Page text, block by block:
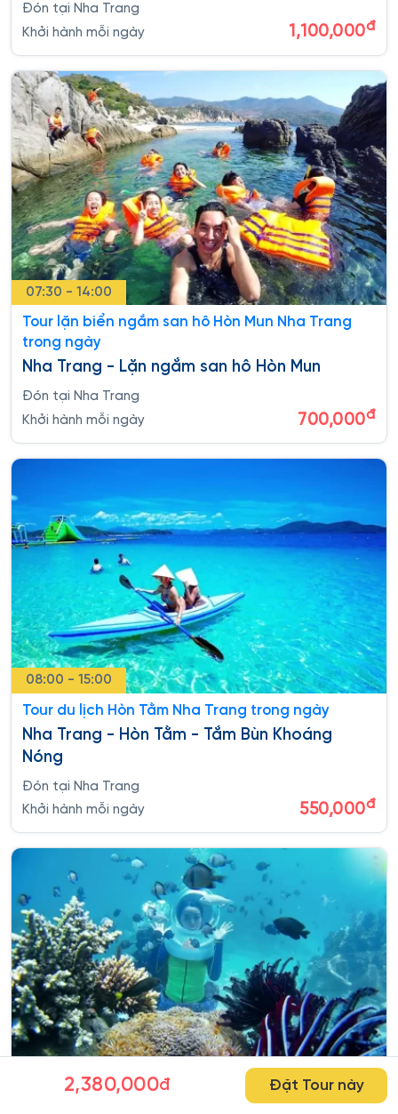
Đón tại Nha Trang
Khởi hành mỗi ngày
1,100,000đ
07:30 - 14:00
Tour lặn biển ngắm san hô Hòn Mun Nha Trang
trong ngày
Nha Trang - Lặn ngắm san hô Hòn Mun
Đón tại Nha Trang
Khởi hành mỗi ngày
700,000đ
08:00 - 15:00
Tour du lịch Hòn Tằm Nha Trang trong ngày
Nha Trang - Hòn Tằm - Tắm Bùn Khoáng
Nóng
Đón tại Nha Trang
Khởi hành mỗi ngày
550,000đ
Tour đi bộ dưới biển Nha Trang trong ngày
2,380,000đ Đặt Tour này